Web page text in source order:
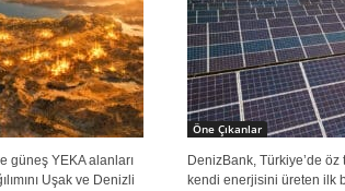
güneş YEKA alanları
Uşak ve Denizli
Öne Çıkanlar
DenizBank, Türkiye’de
kendi enerjisini üreten ilk